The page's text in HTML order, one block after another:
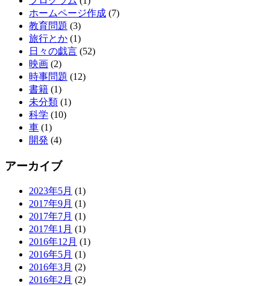
ホームページ作成 (7)
教育問題 (3)
旅行とか (1)
日々の戯言 (52)
映画 (2)
時事問題 (12)
書籍 (1)
未分類 (1)
科学 (10)
車 (1)
開発 (4)
アーカイブ
2023年5月 (1)
2017年9月 (1)
2017年7月 (1)
2017年1月 (1)
2016年12月 (1)
2016年5月 (1)
2016年3月 (2)
2016年2月 (2)